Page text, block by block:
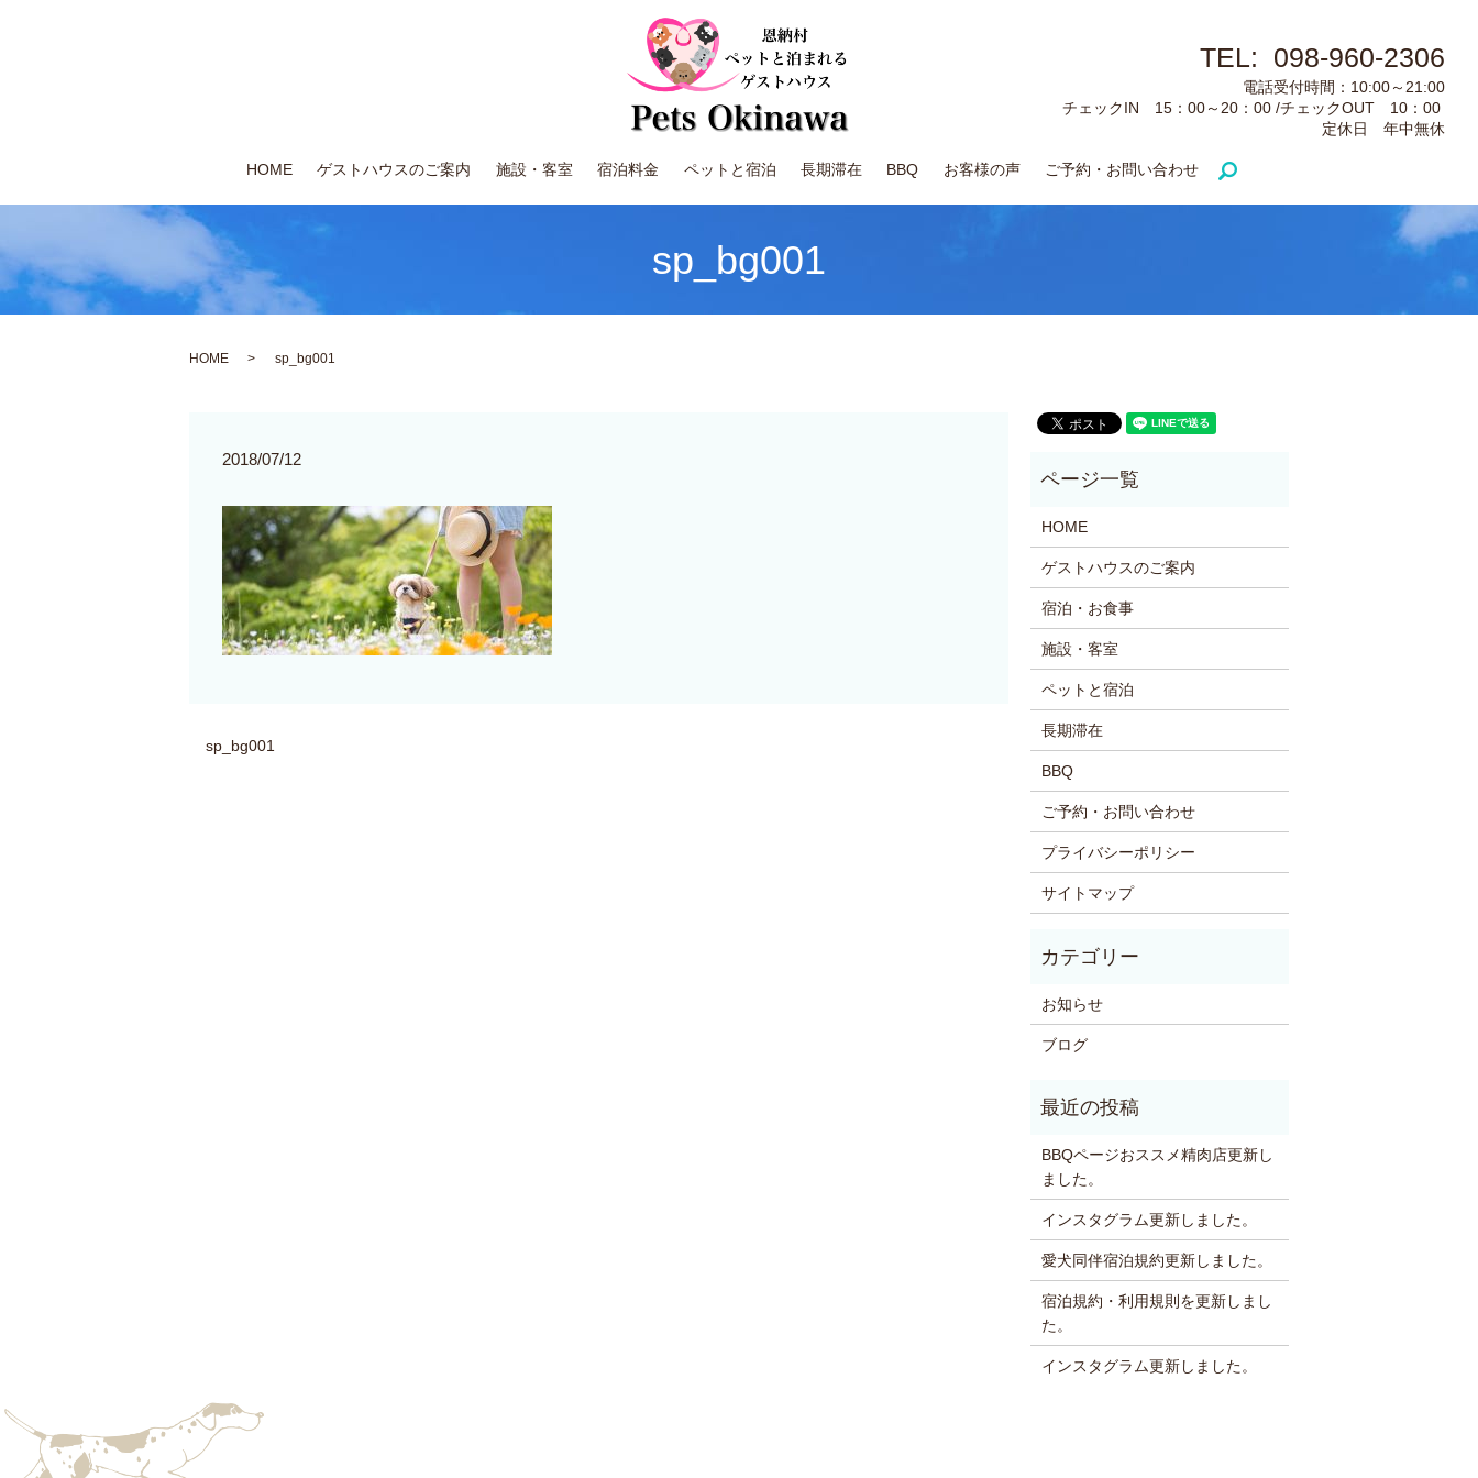
TEL: 098-960-2306
電話受付時間：10:00～21:00
チェックIN 15：00～20：00 /チェックOUT 10：00
定休日 年中無休
HOME ゲストハウスのご案内 施設・客室 宿泊料金 ペットと宿泊 長期滞在 BBQ お客様の声 ご予約・お問い合わせ search
sp_bg001
HOME sp_bg001
2018/07/12
sp_bg001
HOME
ゲストハウスのご案内
宿泊・お食事
施設・客室
ペットと宿泊
長期滞在
BBQ
ご予約・お問い合わせ
プライバシーポリシー
サイトマップ
お知らせ
ブログ
BBQページおススメ精肉店更新し
ました。
インスタグラム更新しました。
愛犬同伴宿泊規約更新しました。
宿泊規約・利用規則を更新しまし
た。
インスタグラム更新しました。